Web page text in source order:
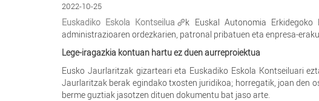
2022-10-25
Euskadiko Eskola Kontseilua
k Euskal Autonomia Erkidegoko
administrazioaren ordezkarien, patronal pribatuen eta enpresa-
Lege-iragazkia kontuan hartu ez duen aurreproiektua
Eusko Jaurlaritzak gizarteari eta Euskadiko Eskola Kontseiluari
Jaurlaritzak berak egindako txosten juridikoa; horregatik, joan den
berme guztiak jasotzen dituen dokumentu bat jaso arte.